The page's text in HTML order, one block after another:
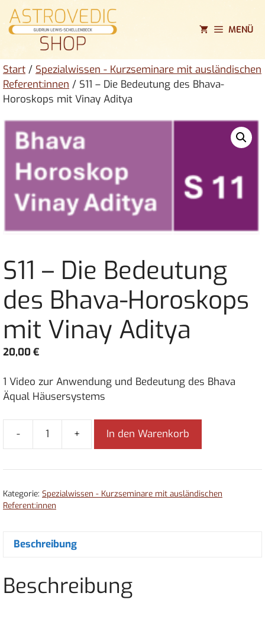
Zum
Inhalt
springen
MENÜ
Start / Spezialwissen - Kurzseminare mit ausländischen
Referent:innen / S11 – Die Bedeutung des Bhava-
Horoskops mit Vinay Aditya
S11 – Die Bedeutung
des Bhava-Horoskops
mit Vinay Aditya
20,00 €
1 Video zur Anwendung und Bedeutung des Bhava
Äqual Häusersystems
-
Die
des
Menge
+ In den Warenkorb
Kategorie: Spezialwissen - Kurzseminare mit ausländischen
Referent:innen
Beschreibung
Beschreibung